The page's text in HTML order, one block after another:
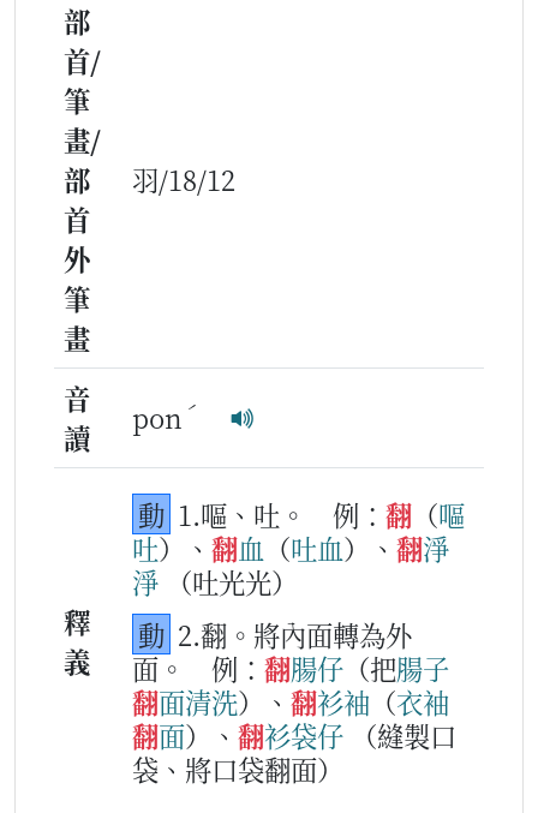
部
首/
筆
畫/
部
首
外
筆
畫
羽/18/12
音
讀
pon ˊ
釋
義
動 1.嘔、吐。 例： 翻 （嘔
吐）、 翻血 （吐血）、 翻淨
淨
（吐光光）
動 2.翻。將內面轉為外
面。
例： 翻腸仔 （把腸子
翻面清洗）、 翻衫袖 （衣袖
翻面）、 翻衫袋仔
（縫製口
袋、將口袋翻面）